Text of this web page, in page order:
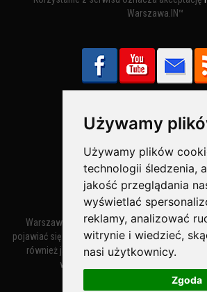
Używamy
Używamy plików
technologii śledzenia,
jakość przeglądania
wyświetlać
reklamy, analizować
witrynie i wiedzieć,
nasi użytkownicy.
Zgoda
Warszawa.IN™
Bezpieczne Płatności
Warszawa – miasto stołeczne Warszawa.
pojawiać się w dokumentach w XIV wieku jako
również jako Warszowa. Zmiana nazwy na
wynikała z mazowieckiej wymowy